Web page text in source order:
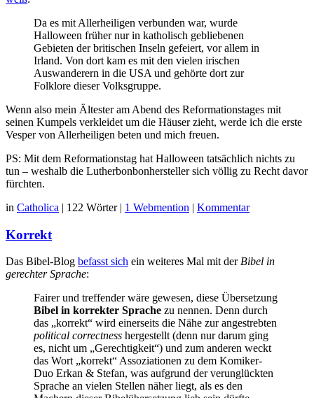
Da es mit Allerheiligen verbunden war, wurde
Halloween früher nur in katholisch gebliebenen
Gebieten der britischen Inseln gefeiert, vor allem in
Irland. Von dort kam es mit den vielen irischen
Auswanderern in die USA und gehörte dort zur
Folklore dieser Volksgruppe.
Wenn also mein Ältester am Abend des Reformationstages mit
seinen Kumpels verkleidet um die Häuser zieht, werde ich die erste
Vesper von Allerheiligen beten und mich freuen.
PS: Mit dem Reformationstag hat Halloween tatsächlich nichts zu
tun – weshalb die Lutherbonbonhersteller sich völlig zu Recht davor
fürchten.
in Catholica | 122 Wörter | 1 Webmention | Kommentar
Korrekt
Das Bibel-Blog befasst sich ein weiteres Mal mit der Bibel in
gerechter Sprache:
Fairer und treffender wäre gewesen, diese Übersetzung
Bibel in korrekter Sprache zu nennen. Denn durch
das „korrekt“ wird einerseits die Nähe zur angestrebten
political correctness hergestellt (denn nur darum ging
es, nicht um „Gerechtigkeit“) und zum anderen weckt
das Wort „korrekt“ Assoziationen zu dem Komiker-
Duo Erkan & Stefan, was aufgrund der verunglückten
Sprache an vielen Stellen näher liegt, als es den